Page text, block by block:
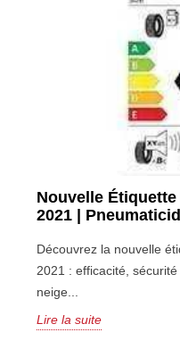
Nouvelle
2021 |
Découvrez la nouvelle
2021 : efficacité,
neige...
Lire la suite